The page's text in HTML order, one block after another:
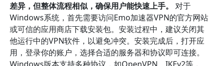
差异，但整体流程相似，确保用户能快速上手。
对于
Windows系统，首先需要访问Emo加速器VPN的官方网站
或可信的应用商店下载安装包。安装过程中，建议关闭其
他运行中的VPN软件，以避免冲突。安装完成后，打开应
用，登录你的账户，选择合适的服务器和协议即可连接。